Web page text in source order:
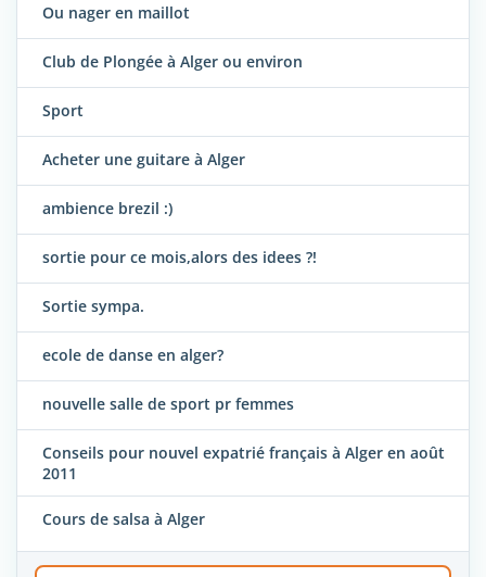
Ou nager en maillot
Club de Plongée à Alger ou environ
Sport
Acheter une guitare à Alger
ambience brezil :)
sortie pour ce mois,alors des idees ?!
Sortie sympa.
ecole de danse en alger?
nouvelle salle de sport pr femmes
Conseils pour nouvel expatrié français à Alger en août
2011
Cours de salsa à Alger